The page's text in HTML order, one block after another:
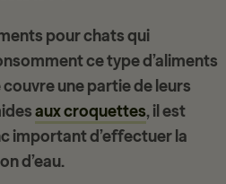
pour chats qui
ce type d’aliments
une partie de leurs
aux croquettes, il est
important d’effectuer la
d’eau.